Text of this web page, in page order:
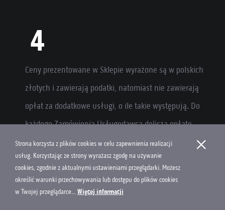
Ceny prezentowane w Sklepie wyrażone są w polskich
złotych i zawierają podatki, natomiast nie zawierają
opłat za dodatkowe usługi, o ile takie występują. Do
każdego Zamówienia Usługodawca dolicza opłatę
serwisową w wysokości 5% wartości Zamówienia., która
pokrywa koszty obsługi sprzedaży w Sklepie.
Strona korzysta z plików cookies w celu zapewnienia realizacji
usług. Korzystając ze strony wyrażasz zgodę na używanie
cookies, zgodnie z aktualnymi ustawieniami przeglądarki. Możesz
określić warunki przechowywania lub dostępu do plików cookies
w Twojej przeglądarce...Więcej informacji
×